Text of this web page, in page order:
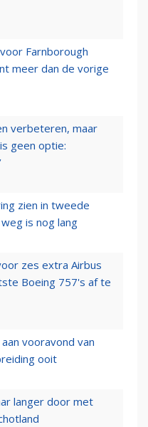
Farnborough
meer dan de vorige
verbeteren, maar
geen optie:
zien in tweede
is nog lang
zes extra Airbus
Boeing 757's af te
vooravond van
ooit
langer door met